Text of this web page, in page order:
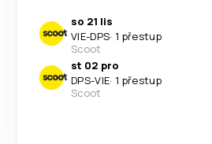
so 21 lis
VIE-DPS· 1 přestup
Scoot
st 02 pro
DPS-VIE· 1 přestup
Scoot